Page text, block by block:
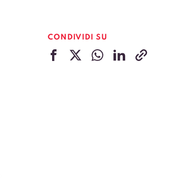
CONDIVIDI SU